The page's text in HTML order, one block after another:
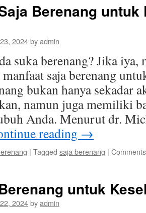
Berenang untuk
2024byadmin
suka berenang? Jika iya,
saja berenang
bukan hanya sekadar
namun juga memiliki
Anda. Menurut dr.
reading →
| Tagged saja berenang |
untuk
2024byadmin